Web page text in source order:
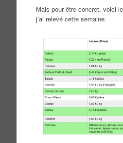
Mais pour être concret, voici
j’ai relevé cette semaine.